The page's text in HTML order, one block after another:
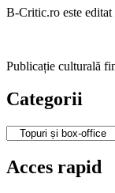
B-Critic.ro este
Publicație culturală
Categorii
Categorii
Acces rapid